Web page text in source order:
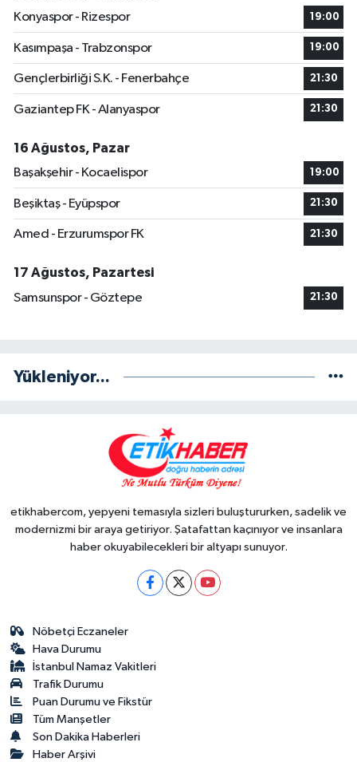
Konyaspor - Rizespor
19:00
Kasımpaşa - Trabzonspor 19:00
Gençlerbirliği S.K. - Fenerbahçe 21:30
Gaziantep FK - Alanyaspor 21:30
16 Ağustos, Pazar
Başakşehir - Kocaelispor
19:00
Beşiktaş - Eyüpspor 21:30
Amed - Erzurumspor FK 21:30
17 Ağustos, Pazartesi
Samsunspor - Göztepe
21:30
Yükleniyor...
etikhabercom, yepyeni temasıyla sizleri buluştururken, sadelik ve
modernizmi bir araya getiriyor. Şatafattan kaçınıyor ve insanlara
haber okuyabilecekleri bir altyapı sunuyor.
Nöbetçi Eczaneler
Hava Durumu
İstanbul Namaz Vakitleri
Trafik Durumu
Puan Durumu ve Fikstür
Tüm Manşetler
Son Dakika Haberleri
Haber Arşivi